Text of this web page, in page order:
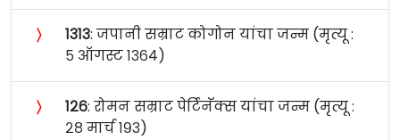
〉 १३१३: जपानी सम्राट कोगोन यांचा जन्म (मृत्यू :
५ ऑगस्ट १३६४)
〉 १२६: रोमन सम्राट पेर्टिनॅक्स यांचा जन्म (मृत्यू :
२८ मार्च १९३)